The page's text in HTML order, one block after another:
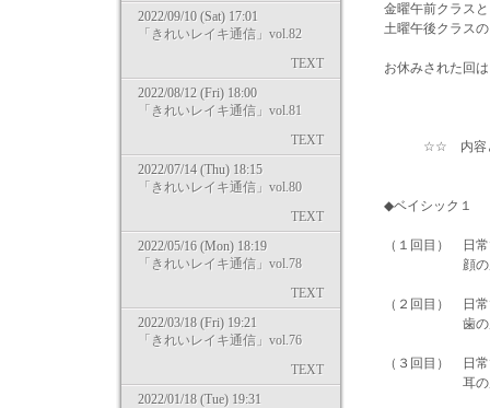
2022/09/10 (Sat) 17:01
「きれいレイキ通信」vol.82
TEXT
2022/08/12 (Fri) 18:00
「きれいレイキ通信」vol.81
TEXT
2022/07/14 (Thu) 18:15
「きれいレイキ通信」vol.80
TEXT
2022/05/16 (Mon) 18:19
「きれいレイキ通信」vol.78
TEXT
2022/03/18 (Fri) 19:21
「きれいレイキ通信」vol.76
TEXT
2022/01/18 (Tue) 19:31
金曜午前クラスと
土曜午後クラス
お休みされた回
☆☆ 内容と
◆ベイシック１
（１回目） 日常
顔の反射区へ
（２回目） 日常
歯の反射区
（３回目） 日常
耳の反射区